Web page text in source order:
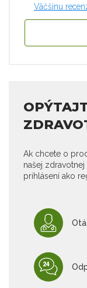
Väčšinu
Ak chcete o
našej
prihlásení ako